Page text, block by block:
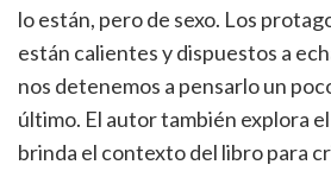
lo están, pero de sexo. Los
están calientes y dispuestos a
nos detenemos a pensarlo un
último. El autor también explora
brinda el contexto del libro para